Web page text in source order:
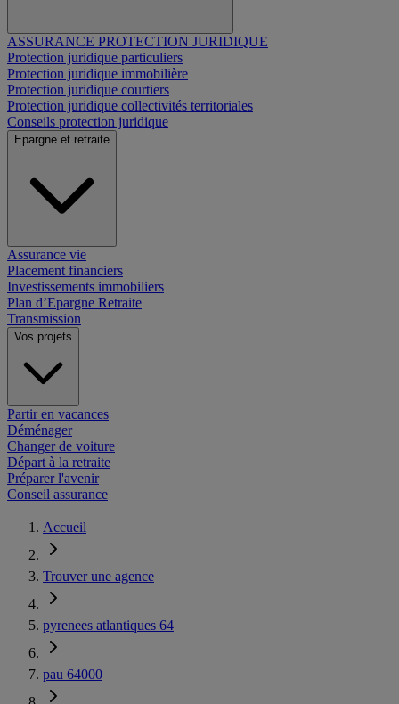
ASSURANCE PROTECTION JURIDIQUE
Protection juridique particuliers
Protection juridique immobilière
Protection juridique courtiers
Protection juridique collectivités territoriales
Conseils protection juridique
Epargne et retraite
Assurance vie
Placement financiers
Investissements immobiliers
Plan d’Epargne Retraite
Transmission
Vos projets
Partir en vacances
Déménager
Changer de voiture
Départ à la retraite
Préparer l'avenir
Conseil assurance
Accueil
Trouver une agence
pyrenees atlantiques 64
pau 64000